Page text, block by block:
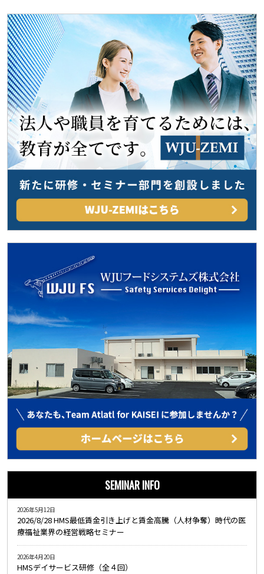
ゲ
ー
シ
ョ
ン
SEMINAR INFO
2026/8/28 HMS最低賃金引き上げと賃金高騰（人材争奪）時代の医
療福祉業界の経営戦略セミナー
2026年5月12日
HMSデイサービス研修（全４回）
2026年4月20日